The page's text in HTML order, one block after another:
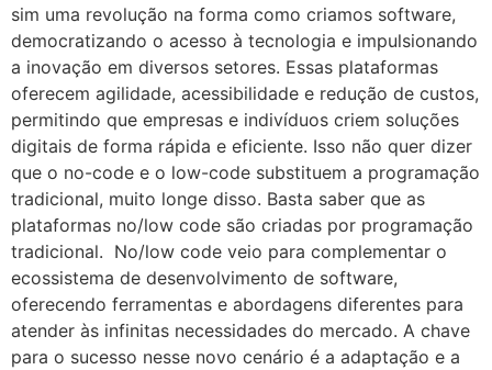
sim uma revolução na forma como criamos software,
democratizando o acesso à tecnologia e impulsionando
a inovação em diversos setores. Essas plataformas
oferecem agilidade, acessibilidade e redução de custos,
permitindo que empresas e indivíduos criem soluções
digitais de forma rápida e eficiente. Isso não quer dizer
que o no-code e o low-code substituem a programação
tradicional, muito longe disso. Basta saber que as
plataformas no/low code são criadas por programação
tradicional. No/low code veio para complementar o
ecossistema de desenvolvimento de software,
oferecendo ferramentas e abordagens diferentes para
atender às infinitas necessidades do mercado. A chave
para o sucesso nesse novo cenário é a adaptação e a